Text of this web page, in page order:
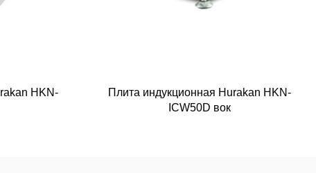
HKN-
Плита индукционная Hurakan HKN-
ICW50D вок